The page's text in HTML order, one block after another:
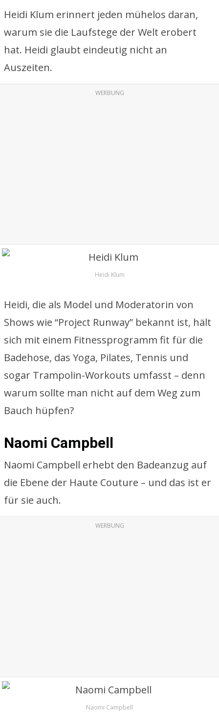
Heidi Klum erinnert jeden mühelos daran,
warum sie die Laufstege der Welt erobert
hat. Heidi glaubt eindeutig nicht an
Auszeiten.
WERBUNG
Heidi Klum
Heidi, die als Model und Moderatorin von
Shows wie “Project Runway” bekannt ist, hält
sich mit einem Fitnessprogramm fit für die
Badehose, das Yoga, Pilates, Tennis und
sogar Trampolin-Workouts umfasst – denn
warum sollte man nicht auf dem Weg zum
Bauch hüpfen?
Naomi Campbell
Naomi Campbell erhebt den Badeanzug auf
die Ebene der Haute Couture – und das ist er
für sie auch.
WERBUNG
Naomi Campbell